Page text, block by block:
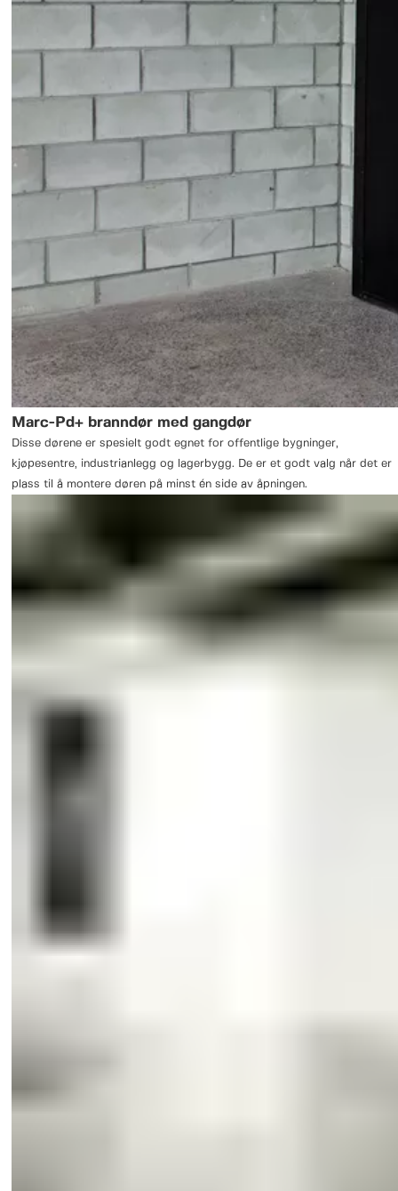
Marc-Pd+ branndør med gangdør
Disse dørene er spesielt godt egnet for offentlige bygninger,
kjøpesentre, industrianlegg og lagerbygg. De er et godt valg når det er
plass til å montere døren på minst én side av åpningen.